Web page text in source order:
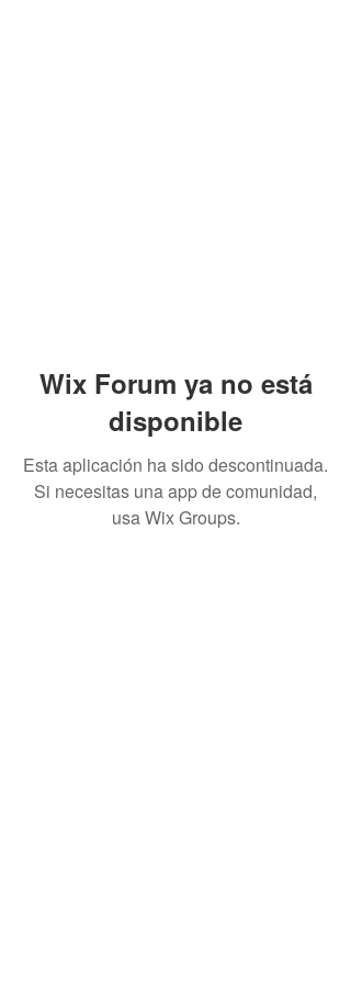
Wix Forum ya no está
disponible
Esta aplicación ha sido descontinuada.
Si necesitas una app de comunidad,
usa Wix Groups.